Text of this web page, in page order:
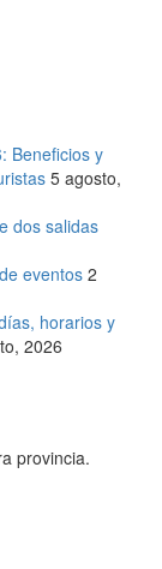
Beneficios y
5 agosto,
dos salidas
eventos 2
horarios y
2026
provincia.